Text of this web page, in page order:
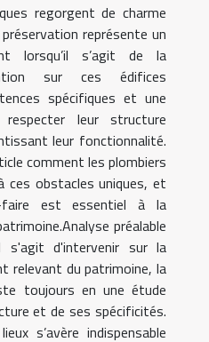
regorgent de charme
représente un
lorsqu’il s’agit de la
sur ces édifices
spécifiques et une
leur structure
leur fonctionnalité.
comment les plombiers
obstacles uniques, et
faire est essentiel à la
préalable
s'agit d'intervenir sur la
relevant du patrimoine, la
toujours en une étude
et de ses spécificités.
s’avère indispensable